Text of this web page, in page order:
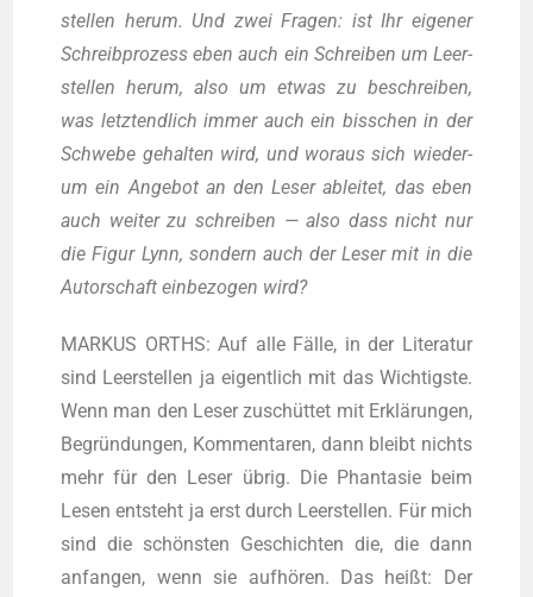
stel­len her­um. Und zwei Fra­gen: ist Ihr eige­ner
Schreib­pro­zess eben auch ein Schrei­ben um Leer­
stel­len her­um, also um etwas zu beschrei­ben,
was letzt­end­lich immer auch ein biss­chen in der
Schwe­be gehal­ten wird, und wor­aus sich wie­der­
um ein Ange­bot an den Leser ablei­tet, das eben
auch wei­ter zu schrei­ben — also dass nicht nur
die Figur Lynn, son­dern auch der Leser mit in die
Autor­schaft ein­be­zo­gen wird?
MARKUS ORTHS: Auf alle Fäl­le, in der Lite­ra­tur
sind Leer­stel­len ja eigent­lich mit das Wich­tigs­te.
Wenn man den Leser zuschüt­tet mit Erklä­run­gen,
Begrün­dun­gen, Kom­men­ta­ren, dann bleibt nichts
mehr für den Leser übrig. Die Phan­ta­sie beim
Lesen ent­steht ja erst durch Leer­stel­len. Für mich
sind die schöns­ten Geschich­ten die, die dann
anfan­gen, wenn sie auf­hö­ren. Das heißt: Der